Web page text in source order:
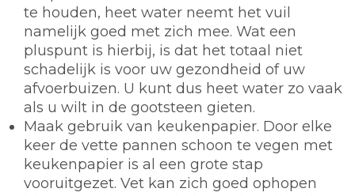
te houden, heet water neemt het vuil
namelijk goed met zich mee. Wat een
pluspunt is hierbij, is dat het totaal niet
schadelijk is voor uw gezondheid of uw
afvoerbuizen. U kunt dus heet water zo vaak
als u wilt in de gootsteen gieten.
Maak gebruik van keukenpapier. Door elke
keer de vette pannen schoon te vegen met
keukenpapier is al een grote stap
vooruitgezet. Vet kan zich goed ophopen